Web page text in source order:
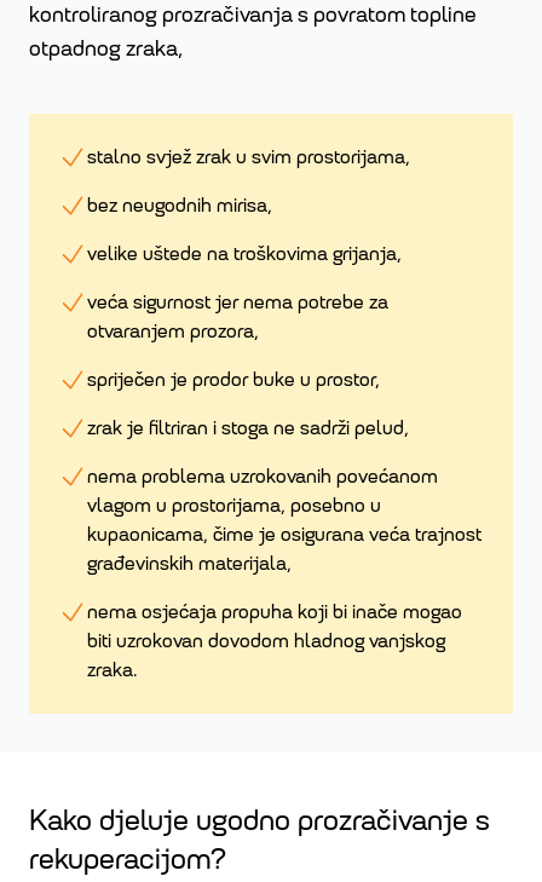
kontroliranog prozračivanja s povratom topline
otpadnog zraka,
stalno svjež zrak u svim prostorijama,
bez neugodnih mirisa,
velike uštede na troškovima grijanja,
veća sigurnost jer nema potrebe za
otvaranjem prozora,
spriječen je prodor buke u prostor,
zrak je filtriran i stoga ne sadrži pelud,
nema problema uzrokovanih povećanom
vlagom u prostorijama, posebno u
kupaonicama, čime je osigurana veća trajnost
građevinskih materijala,
nema osjećaja propuha koji bi inače mogao
biti uzrokovan dovodom hladnog vanjskog
zraka.
Kako djeluje ugodno prozračivanje s
rekuperacijom?